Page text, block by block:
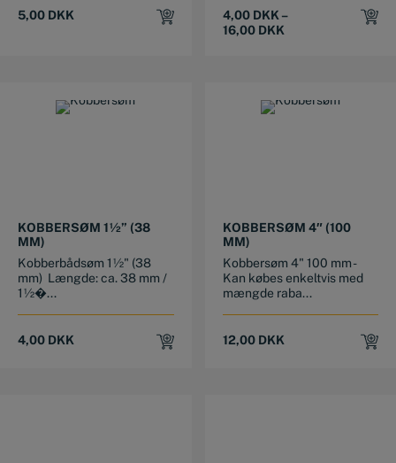
5,00 DKK 4,00 DKK –
16,00 DKK
KOBBERSØM 1½” (38
MM)
Kobberbådsøm 1½" (38
mm) Længde: ca. 38 mm /
1½�...
4,00 DKK
KOBBERSØM 4″ (100
MM)
Kobbersøm 4" 100 mm -
Kan købes enkeltvis med
mængde raba...
12,00 DKK